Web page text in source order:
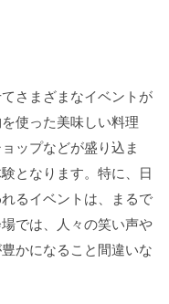
さまざまなイベントが
使った美味しい料理
ップなどが盛り込ま
となります。特に、日
るイベントは、まるで
では、人々の笑い声や
かになること間違いな